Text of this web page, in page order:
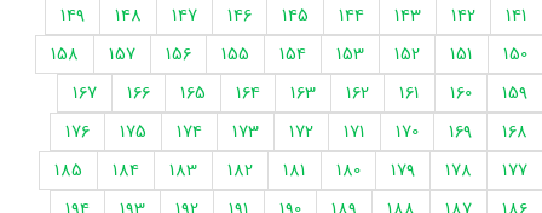
141
142
143
144
145
146
147
148
149
150
151
152
153
154
155
156
157
158
159
160
161
162
163
164
165
166
167
168
169
170
171
172
173
174
175
176
177
178
179
180
181
182
183
184
185